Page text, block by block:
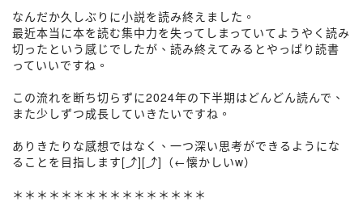
なんだか久しぶりに小説を読み終えました。
最近本当に本を読む集中力を失ってしまっていてようやく読み
切ったという感じでしたが、読み終えてみるとやっぱり読書
っていいですね。
この流れを断ち切らずに2024年の下半期はどんどん読んで、
また少しずつ成長していきたいですね。
ありきたりな感想ではなく、一つ深い思考ができるようにな
ることを目指します[⤴]︎[⤴]︎（←懐かしいw）
＊＊＊＊＊＊＊＊＊＊＊＊＊＊＊＊